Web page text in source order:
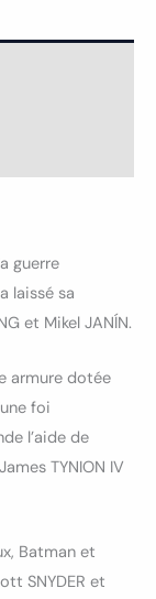
guerre
laissé sa
et Mikel JANÍN.
armure dotée
foi
l’aide de
TYNION IV
Batman et
SNYDER et